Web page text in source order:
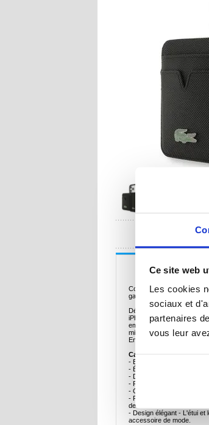
Ce site web
Les cookies
sociaux et
partenaires
vous leur
Description
Coque MagSafe et porte-
gamme
Découvrez l'alliance
iPhone 17 Pro. Cet
emblématique Lacoste en
microfibre douce, tandis
Ensemble, ils forment un
Caractéristiques
- Ensemble officiel
- Étui en polyuréthane
- Doublure en microfibre
- Prise en main sûre et
- Compatible MagSafe -
- Porte-cartes magnétique
de visite.
- Design élégant - L'étui et
accessoire de mode.